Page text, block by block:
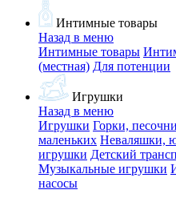
Интимные товары
Назад в меню
Интимные товары
(местная) Для потенции
Игрушки
Назад в меню
Игрушки Горки,
маленьких Неваляшки,
игрушки Детский
Музыкальные игрушки
насосы